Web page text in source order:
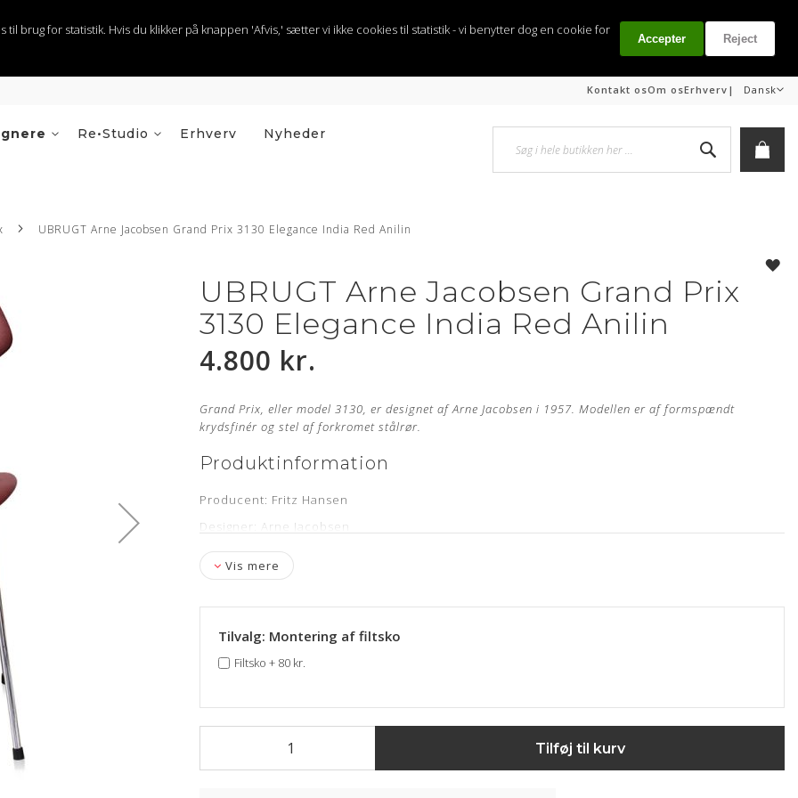
brug for statistik. Hvis du klikker på knappen 'Afvis,' sætter vi ikke cookies til statistik - vi benytter dog en cookie for
Accepter Reject
Kontakt osOm osErhverv | Sprog
Dansk
Re•Studio
Nyheder
Erhverv
Min
UBRUGT Arne Jacobsen Grand Prix 3130 Elegance India Red Anilin
UBRUGT Arne Jacobsen Grand Prix
3130 Elegance India Red Anilin
4.800 kr.
Grand Prix, eller model 3130, er designet af Arne Jacobsen i 1957. Modellen er af formspændt
krydsfinér og stel af forkromet stålrør.
Produktinformation
Producent: Fritz Hansen
Designer: Arne Jacobsen
Model: 3130
Læder: Elegance India Red Anilin
Stand: Ubrugt og nypolstret hos egen møbelpolstrer.Læs mere her
Levering: 6-8 uger
Stelnummer medfølger samt 5 års garanti
Om læderet
Anilin læder er en eksklusiv lædertype, hvor råvarer fra kun det bedste sorteringsniveau er
Vis mere
Tilvalg: Montering af filtsko
Filtsko + 80 kr.
Tilføj til kurv